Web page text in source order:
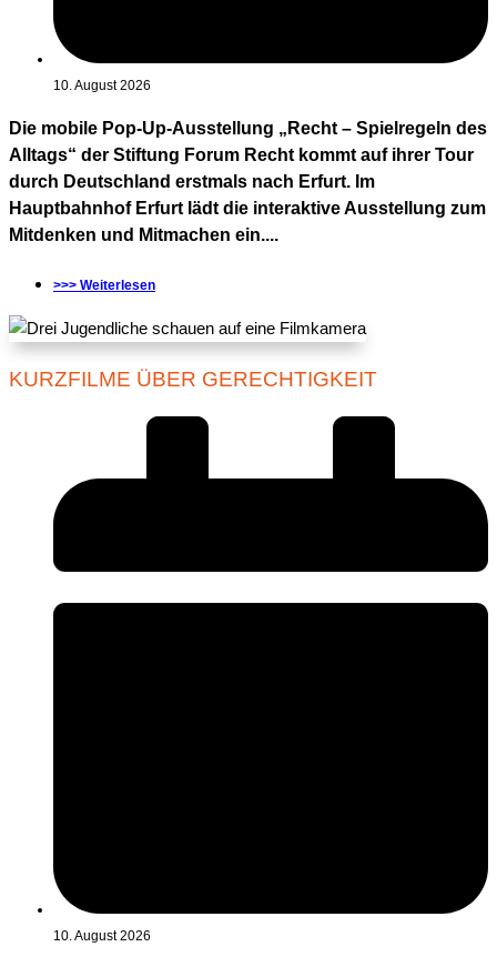
10. August 2026
Die mobile Pop-Up-Ausstellung „Recht – Spielregeln des
Alltags“ der Stiftung Forum Recht kommt auf ihrer Tour
durch Deutschland erstmals nach Erfurt. Im
Hauptbahnhof Erfurt lädt die interaktive Ausstellung zum
Mitdenken und Mitmachen ein....
>>> Weiterlesen
KURZFILME ÜBER GERECHTIGKEIT
10. August 2026